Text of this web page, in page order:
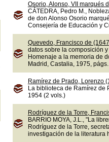
Osorio, Alonso, VII marqués
CÁTEDRA, Pedro M.,
de don Alonso Osorio
Consejería de Educación y
Quevedo, Francisco de
datos sobre la composición
Homenaje a la memoria de
Madrid, Castalia, 1975,
Ramírez de Prado, Lorenzo
La biblioteca de Ramírez de
1954 (2 vols.)
Rodríguez de la Torre,
BARRIO MOYA, J.L., "La
Rodríguez de la Torre,
investigación de la literatura